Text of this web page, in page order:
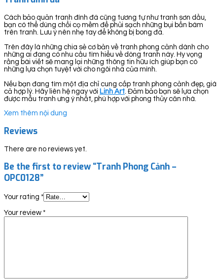
Cách bảo quản tranh đính đá cũng tương tự như tranh sơn dầu,
bạn có thể dùng chổi cọ mềm để phủi sạch những bụi bẩn bám
trên tranh. Lưu ý nên nhẹ tay để không bị bong đá.
Trên đây là những chia sẻ cơ bản về tranh phong cảnh dành cho
những ai đang có nhu cầu tìm hiểu về dòng tranh này. Hy vọng
rằng bài viết sẽ mang lại những thông tin hữu ích giúp bạn có
những lựa chọn tuyệt vời cho ngôi nhà của mình.
Nếu bạn đang tìm một địa chỉ cung cấp tranh phong cảnh đẹp, giá
cả hợp lý. Hãy liên hệ ngay với Linh Art . Đảm bảo bạn sẽ lựa chọn
được mẫu tranh ưng ý nhất, phù hợp với phong thủy căn nhà.
Xem thêm nội dung
Reviews
There are no reviews yet.
Be the first to review “Tranh Phong Cảnh –
OPC0128”
Your rating *
Your review *